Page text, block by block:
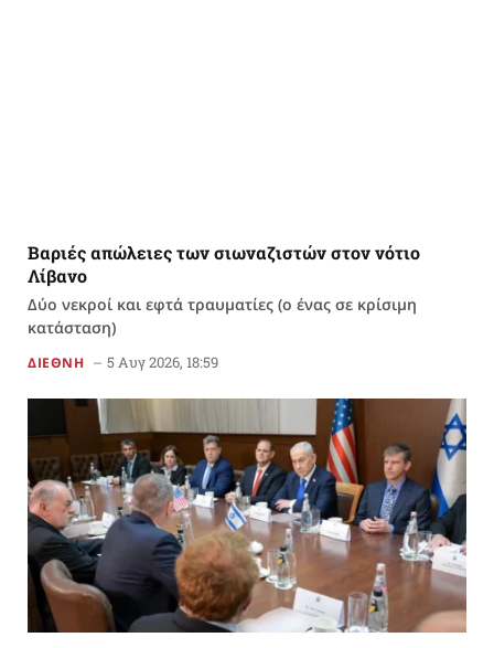
Βαριές απώλειες των σιωναζιστών στον νότιο
Λίβανο
Δύο νεκροί και εφτά τραυματίες (ο ένας σε κρίσιμη
κατάσταση)
ΔΙΕΘΝΗ 5 Αυγ 2026, 18:59